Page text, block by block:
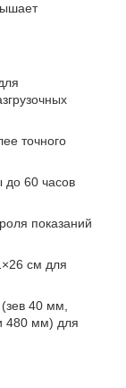
точного
до 60 часов
показаний
см для
40 мм,
480 мм) для